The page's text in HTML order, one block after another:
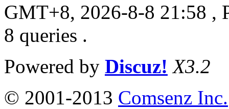
GMT+8, 2026-8-8 21:58 ,
8 queries .
Powered by Discuz! X3.2
© 2001-2013 Comsenz Inc.